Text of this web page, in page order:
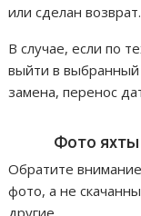
или сделан возврат.
В случае, если по
выйти в
замена, перенос
Фото
Обратите
фото, а не
другие.